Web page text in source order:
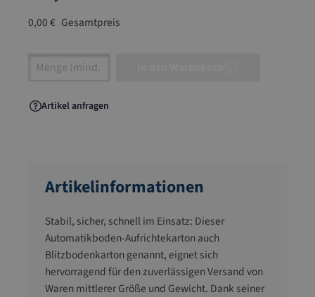
0,00 € Gesamtpreis
Artikel Anzahl: Gib den gewünschten Wert
Artikel anfragen
Artikelinformationen
Stabil, sicher, schnell im Einsatz: Dieser
Automatikboden-Aufrichtekarton auch
Blitzbodenkarton genannt, eignet sich
hervorragend für den zuverlässigen Versand von
Waren mittlerer Größe und Gewicht. Dank seiner